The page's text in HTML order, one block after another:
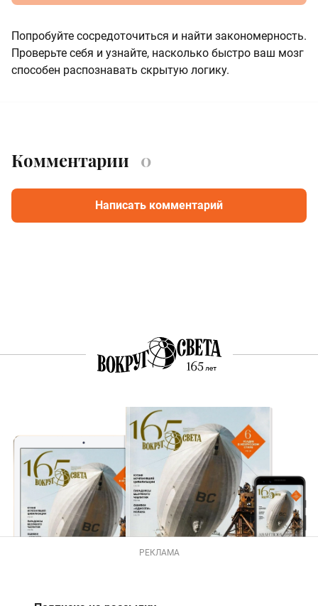
Попробуйте сосредоточиться и найти закономерность.
Проверьте себя и узнайте, насколько быстро ваш мозг
способен распознавать скрытую логику.
Комментарии 0
Написать комментарий
РЕКЛАМА